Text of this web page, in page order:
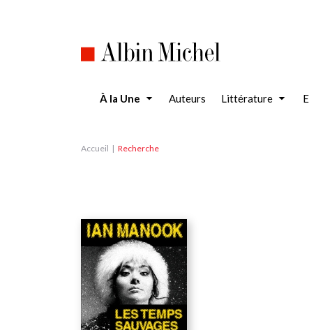
À la Une Auteurs Littérature
Accueil Recherche